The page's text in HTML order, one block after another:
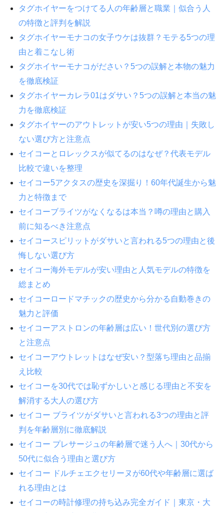
タグホイヤーをつけてる人の年齢層と職業｜似合う人
の特徴と評判を解説
タグホイヤーモナコの女子ウケは抜群？モテる5つの理
由と着こなし術
タグホイヤーモナコがださい？5つの誤解と本物の魅力
を徹底検証
タグホイヤーカレラ01はダサい？5つの誤解と本当の魅
力を徹底検証
タグホイヤーのアウトレットが安い5つの理由｜失敗し
ない選び方と注意点
セイコーとロレックスが似てるのはなぜ？代表モデル
比較で違いを整理
セイコー5アクタスの歴史を深掘り！60年代誕生から魅
力と特徴まで
セイコーブライツがなくなるは本当？噂の理由と購入
前に知るべき注意点
セイコースピリットがダサいと言われる5つの理由と後
悔しない選び方
セイコー海外モデルが安い理由と人気モデルの特徴を
総まとめ
セイコーロードマチックの歴史から分かる自動巻きの
魅力と評価
セイコーアストロンの年齢層は広い！世代別の選び方
と注意点
セイコーアウトレットはなぜ安い？型落ち理由と品揃
え比較
セイコーを30代では恥ずかしいと感じる理由と不安を
解消する大人の選び方
セイコー ブライツがダサいと言われる3つの理由と評
判を年齢層別に徹底解説
セイコー プレサージュの年齢層で迷う人へ｜30代から
50代に似合う理由と選び方
セイコー ドルチェエクセリーヌが60代や年齢層に選ば
れる理由とは
セイコーの時計修理の持ち込み完全ガイド｜東京・大